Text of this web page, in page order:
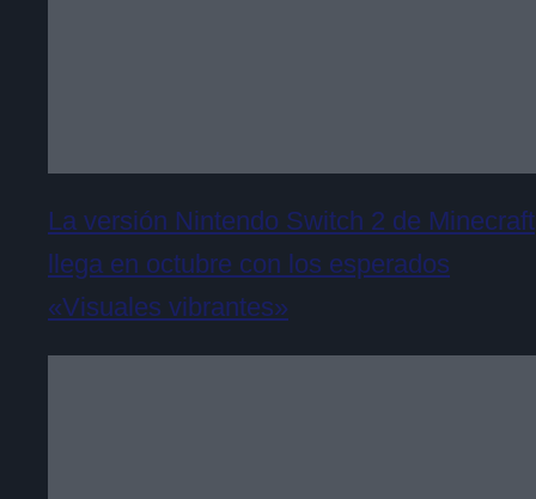
La versión Nintendo Switch 2 de Minecraft
llega en octubre con los esperados
«Visuales vibrantes»